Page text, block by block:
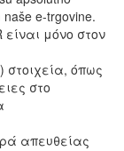
e-trgovine.
μόνο στον
στοιχεία, όπως
στο
απευθείας